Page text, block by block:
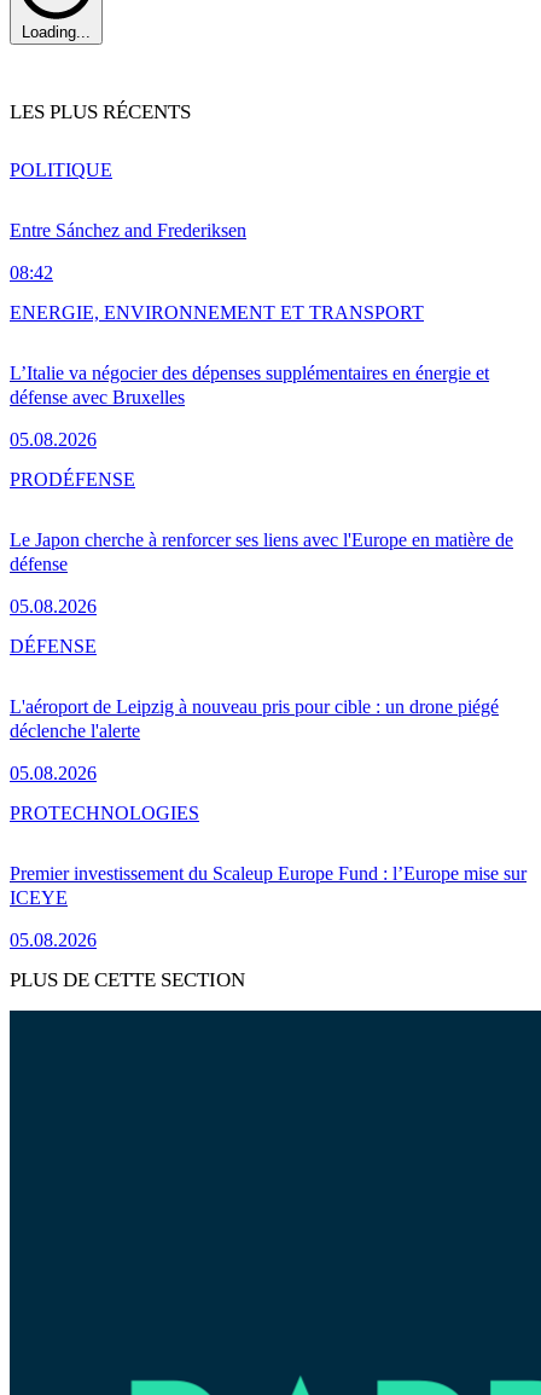
Loading...
LES PLUS RÉCENTS
Entre Sánchez and Frederiksen
08:42
POLITIQUE
L’Italie va négocier des dépenses supplémentaires en énergie et
défense avec Bruxelles
05.08.2026
ENERGIE, ENVIRONNEMENT ET TRANSPORT
Le Japon cherche à renforcer ses liens avec l'Europe en matière de
défense
05.08.2026
PRODÉFENSE
L'aéroport de Leipzig à nouveau pris pour cible : un drone piégé
déclenche l'alerte
05.08.2026
DÉFENSE
Premier investissement du Scaleup Europe Fund : l’Europe mise sur
ICEYE
05.08.2026
PROTECHNOLOGIES
PLUS DE CETTE SECTION